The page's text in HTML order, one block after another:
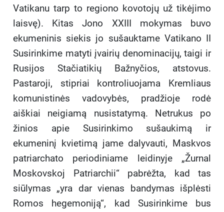
Vatikanu tarp to regiono kovotojų už tikėjimo
laisvę). Kitas Jono XXIII mokymas buvo
ekumeninis siekis jo sušauktame Vatikano II
Susirinkime matyti įvairių denominacijų, taigi ir
Rusijos Stačiatikių Bažnyčios, atstovus.
Pastaroji, stipriai kontroliuojama Kremliaus
komunistinės vadovybės, pradžioje rodė
aiškiai neigiamą nusistatymą. Netrukus po
žinios apie Susirinkimo sušaukimą ir
ekumeninį kvietimą jame dalyvauti, Maskvos
patriarchato periodiniame leidinyje „Žurnal
Moskovskoj Patriarchii“ pabrėžta, kad tas
siūlymas „yra dar vienas bandymas išplėsti
Romos hegemoniją“, kad Susirinkime bus